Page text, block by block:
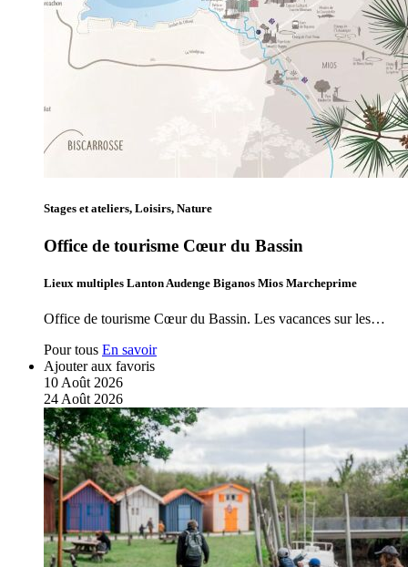
Stages et ateliers, Loisirs, Nature
Office de tourisme Cœur du Bassin
Lieux multiples Lanton Audenge Biganos Mios Marcheprime
Office de tourisme Cœur du Bassin. Les vacances sur les…
Pour tous En savoir
Ajouter aux favoris
10 Août 2026
24 Août 2026